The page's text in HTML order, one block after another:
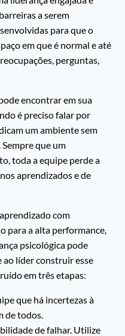
a serem
para que o
em que é normal e até
perguntas,
encontrar em sua
é preciso falar por
um ambiente sem
que um
toda a equipe perde a
aprendizados e de
com
para a alta performance,
psicológica pode
ao líder construir esse
em três etapas:
que há incertezas à
de todos.
de falhar. Utilize